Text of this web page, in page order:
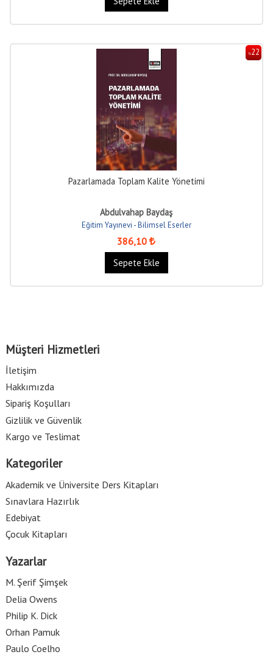
%22
Pazarlamada Toplam Kalite Yönetimi
Abdulvahap Baydaş
Eğitim Yayınevi - Bilimsel Eserler
386,10
Sepete Ekle
Müşteri Hizmetleri
İletişim
Hakkımızda
Sipariş Koşulları
Gizlilik ve Güvenlik
Kargo ve Teslimat
Kategoriler
Akademik ve Üniversite Ders Kitapları
Sınavlara Hazırlık
Edebiyat
Çocuk Kitapları
Yazarlar
M. Şerif Şimşek
Delia Owens
Philip K. Dick
Orhan Pamuk
Paulo Coelho